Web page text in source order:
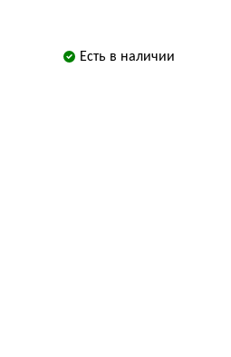
Есть в наличии